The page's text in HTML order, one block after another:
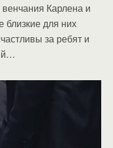
Карлена и
для них
за ребят и